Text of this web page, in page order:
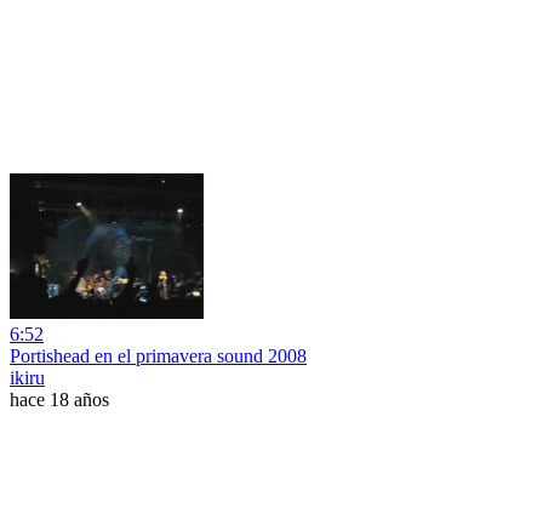
6:52
Portishead en el primavera sound 2008
ikiru
hace 18 años